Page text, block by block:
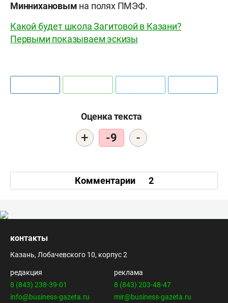
Миннихановым на полях ПМЭФ.
Какой будет школа Загитовой в Казани?
Первыми показываем эскизы
Оценка текста
+ -9 -
Комментарии 2
контакты
Казань, Лобачевского 10, корпус 2
редакция
8 (843) 238-39-01
info@business-gazeta.ru
реклама
8 (843) 203-48-47
mir@business-gazeta.ru